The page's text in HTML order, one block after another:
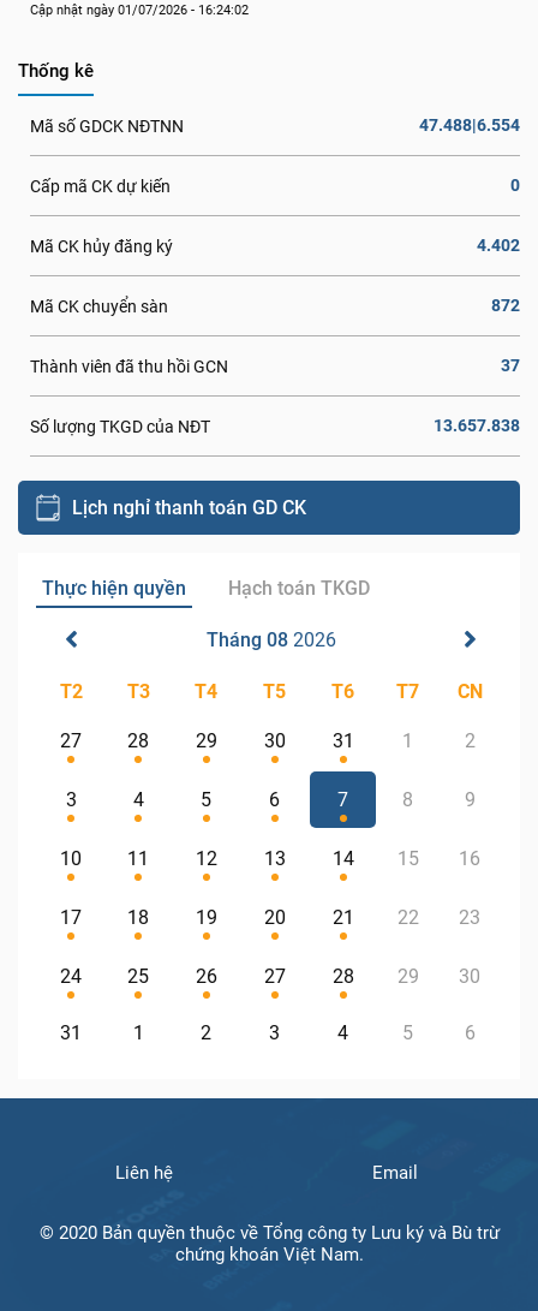
Cập nhật ngày 01/07/2026 - 16:24:02
Thống kê
Mã số GDCK NĐTNN 47.488|6.554
Cấp mã CK dự kiến 0
Mã CK hủy đăng ký 4.402
Mã CK chuyển sàn 872
Thành viên đã thu hồi GCN 37
Số lượng TKGD của NĐT 13.657.838
Lịch nghỉ thanh toán GD CK
Thực hiện quyền Hạch toán TKGD
Tháng 08 2026
T2 T3 T4 T5 T6 T7 CN
27 28 29 30 31 1 2
3 4 5 6 7 8 9
10 11 12 13 14 15 16
17 18 19 20 21 22 23
24 25 26 27 28 29 30
31 1 2 3 4 5 6
Liên hệ Email
© 2020 Bản quyền thuộc về Tổng công ty Lưu ký và Bù trừ
chứng khoán Việt Nam.